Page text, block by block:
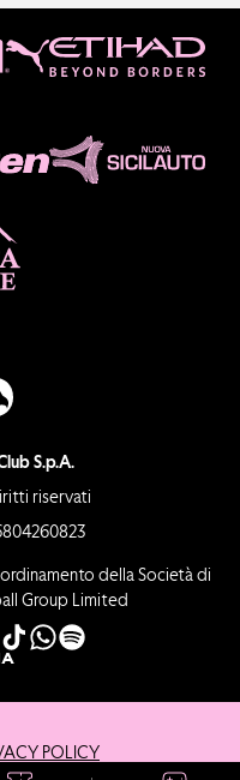
S.p.A.
riservati
della Società di
Group Limited
POLICY